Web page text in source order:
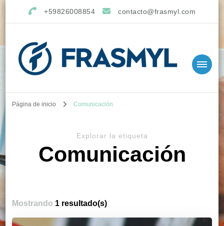
+59826008854 contacto@frasmyl.com
Página de inicio Comunicación
Explorar la etiqueta
Comunicación
Mostrando 1 resultado(s)